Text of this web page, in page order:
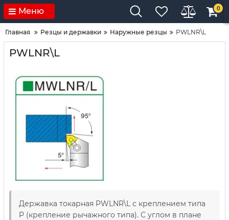
Меню 0
Главная Резцы и державки Наружные резцы PWLNR\L
PWLNR\L
Державка токарная PWLNR\L с креплением типа
P (крепление рычажного типа). С углом в плане